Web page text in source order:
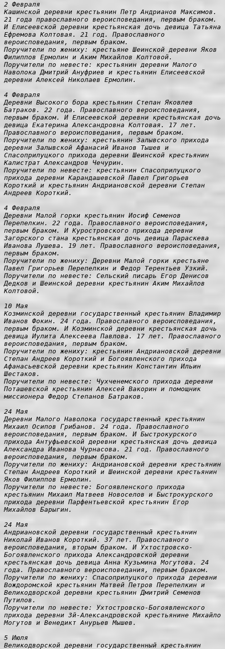
2 Февраля
Кашинской деревни крестьянин Петр Андрианов Максимов.
21 года православного вероисповедания, первым браком.
И Елисеевской деревни крестьянская дочь девица Татьяна
Ефремова Колтовая. 21 год. Православного
вероисповедания, первым браком.
Поручители по жениху: крестьяне Шеинской деревни Яков
Филиппов Ермолин и Аким Михайлов Колтовой.
Поручители по невесте: крестьянин деревни Малого
Наволока Дмитрий Ануфриев и крестьянин Елисеевской
деревни Алексей Николаев Ермолин.
4 Февраля
Деревни Высокого бора крестьянин Степан Яковлев
Батраков. 22 года. Православного вероисповедания,
первым браком. И Елисеевской деревни крестьянская дочь
девица Екатерина Александровна Колтовая. 17 лет.
Православного вероисповедания, первым браком.
Поручители по жениху: крестьянин Залывского прихода
деревни Залывской Афанасий Иванов Тышев и
Спасоприлуцкого прихода деревни Шеинской крестьянин
Калистрат Александров Чечурин.
Поручители по невесте: крестьянин Спасоприлуцкого
прихода деревни Карандашевской Павел Григорьев
Короткий и крестьянин Андриановской деревни Степан
Андреев Короткий.
4 Февраля
Деревни Малой горки крестьянин Иосиф Семенов
Перепелкин. 22 года. Православного вероисповедания,
первым браком. И Куростровского прихода деревни
Загорского стана крестьянская дочь девица Параскева
Иванова Лушева. 19 лет. Православного вероисповедания,
первым браком.
Поручители по жениху: Деревни Малой горки крестьяне
Павел Григорьев Перепелкин и Федор Терентьев Узкий.
Поручители по невесте: Сельский писарь Егор Денисов
Дедков и Шеинской деревни крестьянин Аким Михайлов
Колтовой.
10 Мая
Козминской деревни государственный крестьянин Владимир
Иванов Фокин. 24 года. Православного вероисповедания,
первым браком. И Козминской деревни крестьянская дочь
девица Иулита Алексеева Павлова. 17 лет. Православного
вероисповедания, первым браком.
Поручители по жениху: крестьянин Андриановской деревни
Степан Андреев Короткий и Богоявленского прихода
Афанасьевской деревни крестьянин Константин Ильин
Шестаков.
Поручители по невесте: Чухченемского прихода деревни
Поташевской крестьянин Алексей Вакорин и помощник
миссионера Федор Степанов Батраков.
24 Мая
Деревни Малого Наволока государственный крестьянин
Михаил Осипов Грибанов. 24 года. Православного
вероисповедания, первым браком. И Быстрокурского
прихода Антуфьевской деревни крестьянская дочь девица
Александра Иванова Чурнасова. 21 год. Православного
вероисповедания, первым браком.
Поручители по жениху: Андриановской деревни крестьянин
Степан Андреев Короткий и Шеинской деревни крестьянин
Яков Филиппов Ермолин.
Поручители по невесте: Богоявленского прихода
крестьянин Михаил Матвеев Новоселов и Быстрокурского
прихода деревни Парфентьевской крестьянин Егор
Михайлов Барыгин.
24 Мая
Андриановской деревни государственный крестьянин
Николай Иванов Короткий. 37 лет. Православного
вероисповедания, вторым браком. И Ухтостровско-
Богоявленского прихода Александровской деревни
крестьянская дочь девица Анна Кузьмина Могутова. 24
года. Православного вероисповедания, первым браком.
Поручители по жениху: Спасоприлуцкого прихода деревни
Вождоромской крестьянин Матвей Петров Перепелкин и
Великодворской деревни крестьянин Дмитрий Семенов
Путилов.
Поручители по невесте: Ухтостровско-Богоявленского
прихода деревни 3й-Александровской крестьянине Михайло
Могутов и Венедикт Анурьев Мышев.
5 Июля
Великодворской деревни государственный крестьянин